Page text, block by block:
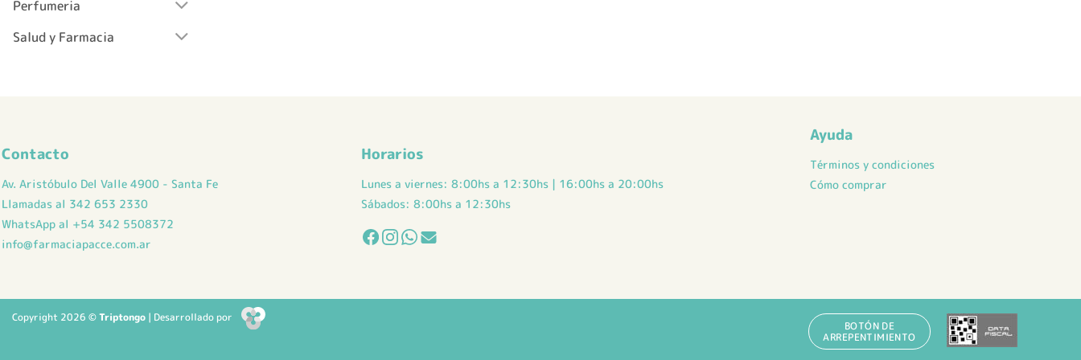
Perfumeria
Salud y Farmacia
Contacto
Av. Aristóbulo Del Valle 4900 - Santa Fe
Llamadas al 342 653 2330
WhatsApp al +54 342 5508372
info@farmaciapacce.com.ar
Horarios
Lunes a viernes: 8:00hs a 12:30hs | 16:00hs a 20:00hs
Sábados: 8:00hs a 12:30hs
Ayuda
Términos y condiciones
Cómo comprar
BOTÓN DE
ARREPENTIMIENTO
Copyright 2026 ©Triptongo | Desarrollado por